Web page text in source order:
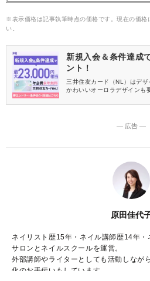
※表示価格は記事執筆時点の価格です。現在の価格
い。
新規入会＆条件達成
ント！
三井住友カード（NL）はデ
かわいいオーロラデザインも
― 広告 ―
原田佳代
ネイリスト歴15年・ネイル講師歴14年・
サロンとネイルスクールを運営。
外部講師やライターとしても活動しなが
化のお手伝いもしています。